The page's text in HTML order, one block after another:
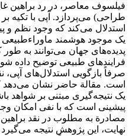
فیلسوف معاصر، در رد براهین
طراحی) می‌پردازد. آپی با
استدلال می‌کند که وجود نظم و
یک موجود هوشمند ماوراءطبیعی
پدیده‌های جهان می‌توانند به طور
فرایندهای طبیعی توضیح داده
صرفاً بازگویی استدلال‌های آپی،
است. مقالة حاضر نشان می‌دهد
یک نتیجه‌گیری مبتنی بر
پیشینی است که با نفی امکان
مصادرة به مطلوب در نقد
نهایت، این پژوهش نتیجه می‌گیرد